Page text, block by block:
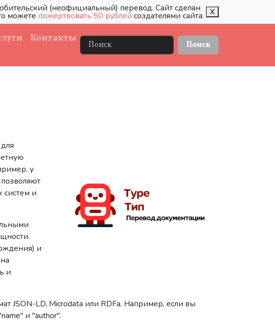
(неофициальный) перевод. Сайт сделан
можете пожертвовать 50 рублей создателями сайта. X
Контакты
Поиск
у
систем и
и
и
JSON-LD, Microdata или RDFa. Например, если вы
и "author".